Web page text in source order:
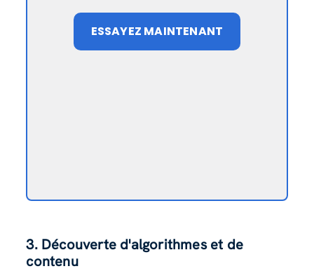
ESSAYEZ MAINTENANT
3. Découverte d'algorithmes et de
contenu